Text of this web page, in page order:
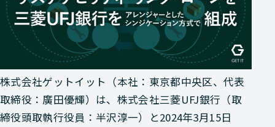
株式会社ゲットイット（本社：東京都中央区、代表
取締役：廣田優輝）は、株式会社三菱UFJ銀行（取
締役頭取執行役員：半沢淳一）と2024年3月15日